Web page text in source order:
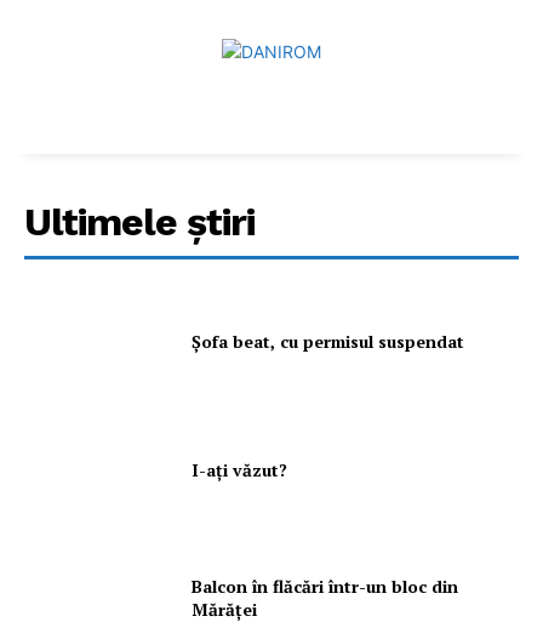
Ultimele ştiri
Şofa beat, cu permisul suspendat
I-aţi văzut?
Balcon în flăcări într-un bloc din
Mărăţei